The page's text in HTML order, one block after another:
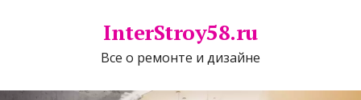
InterStroy58.ru
Все о ремонте и дизайне